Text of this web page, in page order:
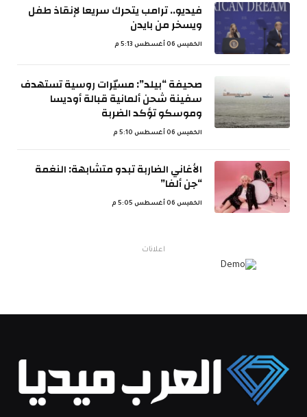
فيديو.. ترامب يتحرك سريعا لإنقاذ طفل
ويسخر من بايدن
الخميس 06 أغسطس 5:13 م
صحيفة “بيلد”: مسيّرات روسية تستهدف
سفينة شحن ألمانية قبالة أوديسا
وموسكو تؤكد الضربة
الخميس 06 أغسطس 5:10 م
الأغاني الضاربة تبدو متشابهة: النغمة
“جن ألفا”
الخميس 06 أغسطس 5:05 م
اعلانات